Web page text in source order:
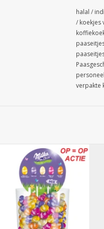
halal /
/ koekjes
personeel
verpakte
Milka Paaseitjes 2,268kg
TOEVOEGEN AAN WINKELWAGEN